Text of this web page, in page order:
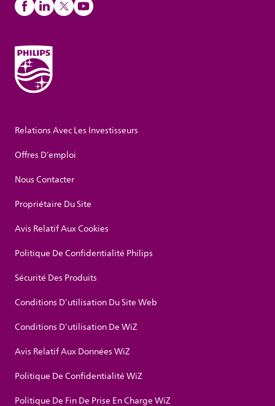
Relations Avec Les Investisseurs
Offres D’emploi
Nous Contacter
Propriétaire Du Site
Avis Relatif Aux Cookies
Politique De Confidentialité Philips
Sécurité Des Produits
Conditions D’utilisation Du Site Web
Conditions D’utilisation De WiZ
Avis Relatif Aux Données WiZ
Politique De Confidentialité WiZ
Politique De Fin De Prise En Charge WiZ